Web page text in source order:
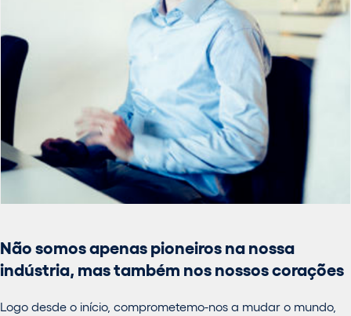
Não somos apenas pioneiros na nossa
indústria, mas também nos nossos corações
Logo desde o início, comprometemo-nos a mudar o mundo,